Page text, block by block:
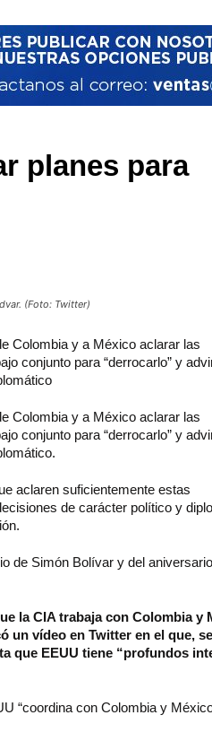
planes para
(Foto: Twitter)
Colombia y a México aclarar las
conjunto para “derrocarlo” y
Colombia y a México aclarar las
conjunto para “derrocarlo” y
aclaren suficientemente estas
de carácter político y
de Simón Bolívar y del
la CIA trabaja con Colombia y
un vídeo en Twitter en el que,
que EEUU tiene “profundos
“coordina con Colombia y